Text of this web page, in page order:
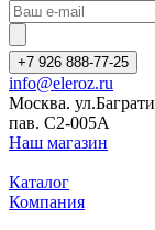
+7 926 888-77-25
info@eleroz.ru
Москва.
пав. C2-005A
Наш магазин
Каталог
Компания